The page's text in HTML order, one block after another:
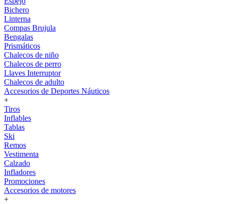
Bichero
Linterna
Compas Brujula
Bengalas
Prismáticos
Chalecos de niño
Chalecos de perro
Llaves Interruptor
Chalecos de adulto
Accesorios de Deportes Náuticos
+
Tiros
Inflables
Tablas
Ski
Remos
Vestimenta
Calzado
Infladores
Promociones
Accesorios de motores
+